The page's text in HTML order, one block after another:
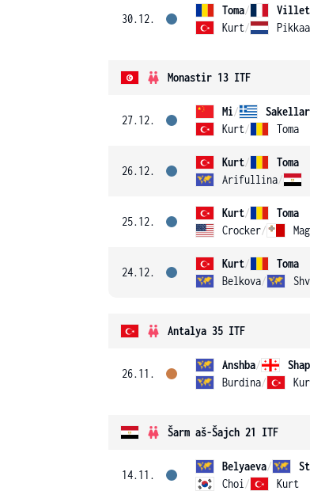
30.12.
Toma/
Villet
Kurt/
Monastir 13 ITF
27.12.
Mi/
Kurt/ Toma
26.12.
Kurt/
Toma
Arifullina/
25.12.
Kurt/
Toma
Crocker/
24.12.
Kurt/
Toma
Belkova/
Antalya 35 ITF
26.11.
Anshba/
Burdina/
Šarm aš-Šajch 21 ITF
14.11.
Belyaeva/
Choi / Kurt